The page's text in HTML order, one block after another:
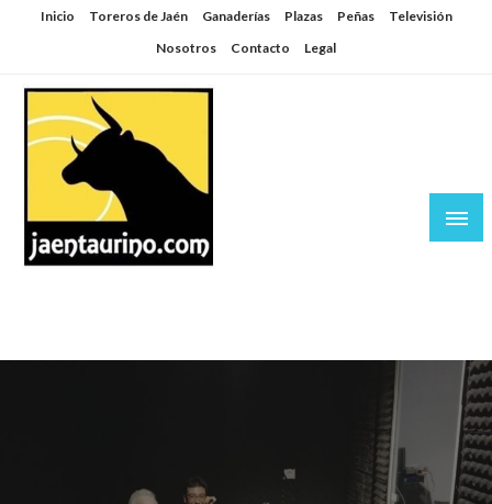
SaltarInicio Toreros de Jaén Ganaderías Plazas Peñas
Televisión
Nosotros
Contacto Legal